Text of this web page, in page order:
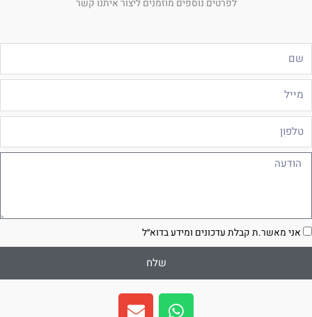
לפרטים נוספים מוזמנים ליצור איתנו קשר
אני מאשר.ת קבלת עדכונים ומידע בדוא״ל
שלח
W
E